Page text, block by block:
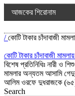
আজকের শিরোনাম
/কোটি টাকার চাঁদাবাজী
কোটি টাকার চাঁদাবাজী
বিশেষ প্রতিনিধিঃ নারী ও
মামলার অন্যতম আসামি
আলিম ওরফে দুধরাজকে
Search